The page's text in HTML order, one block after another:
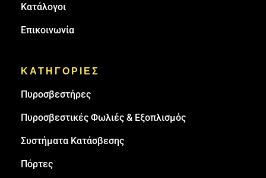
Κατάλογοι
Επικοινωνία
ΚΑΤΗΓΟΡΙΕΣ
Πυρoσβεστήρες
Πυροσβεστικές Φωλιές & Εξοπλισμός
Συστήματα Κατάσβεσης
Πόρτες